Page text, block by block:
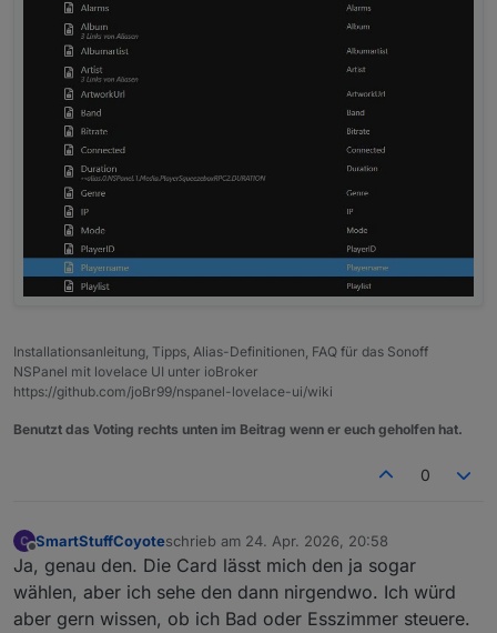
Installationsanleitung, Tipps, Alias-Definitionen, FAQ für das Sonoff
NSPanel mit lovelace UI unter ioBroker
https://github.com/joBr99/nspanel-lovelace-ui/wiki
Benutzt das Voting rechts unten im Beitrag wenn er euch geholfen hat.
0
SmartStuffCoyoteschrieb am 24. Apr. 2026, 20:58
zuletzt editiert von
Ja, genau den. Die Card lässt mich den ja sogar
wählen, aber ich sehe den dann nirgendwo. Ich würd
aber gern wissen, ob ich Bad oder Esszimmer steuere.